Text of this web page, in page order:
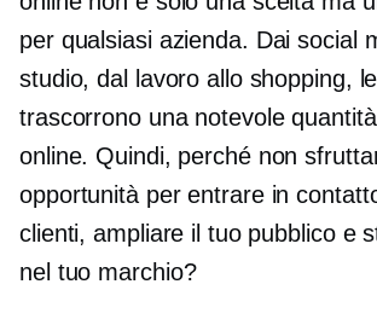
per qualsiasi azienda. Dai social
studio, dal lavoro allo shopping,
trascorrono una notevole
online. Quindi, perché non
opportunità per entrare in
clienti, ampliare il tuo pubblico e
nel tuo marchio?